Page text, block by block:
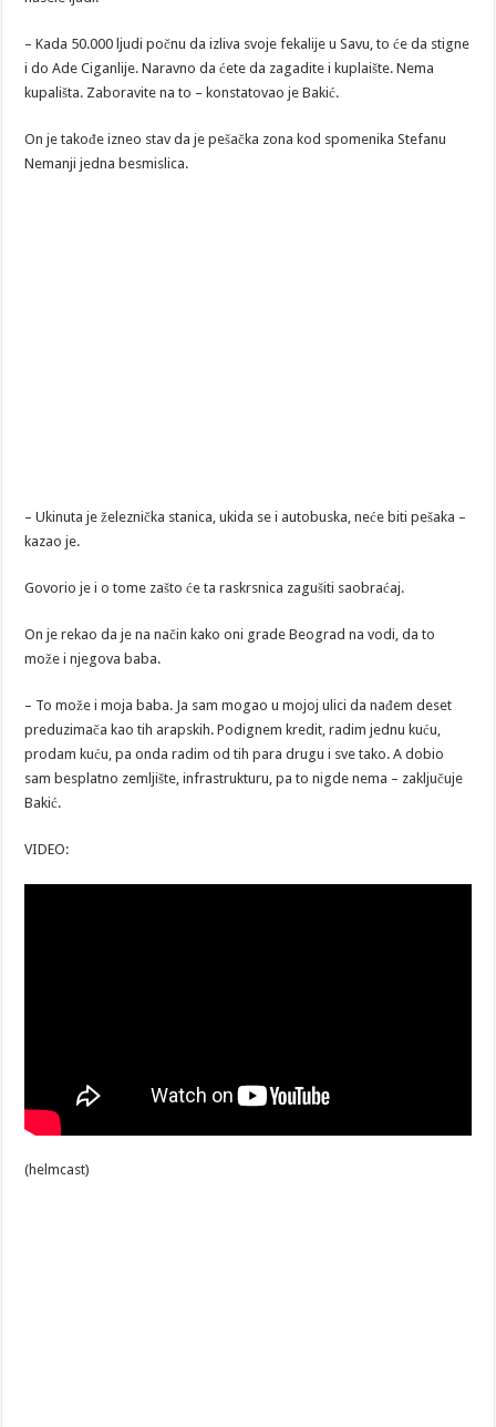
– Kada 50.000 ljudi počnu da izliva svoje fekalije u Savu, to će da stigne
i do Ade Ciganlije. Naravno da ćete da zagadite i kuplaište. Nema
kupališta. Zaboravite na to – konstatovao je Bakić.
On je takođe izneo stav da je pešačka zona kod spomenika Stefanu
Nemanji jedna besmislica.
– Ukinuta je železnička stanica, ukida se i autobuska, neće biti pešaka –
kazao je.
Govorio je i o tome zašto će ta raskrsnica zagušiti saobraćaj.
On je rekao da je na način kako oni grade Beograd na vodi, da to
može i njegova baba.
– To može i moja baba. Ja sam mogao u mojoj ulici da nađem deset
preduzimača kao tih arapskih. Podignem kredit, radim jednu kuću,
prodam kuću, pa onda radim od tih para drugu i sve tako. A dobio
sam besplatno zemljište, infrastrukturu, pa to nigde nema – zaključuje
Bakić.
VIDEO:
(helmcast)